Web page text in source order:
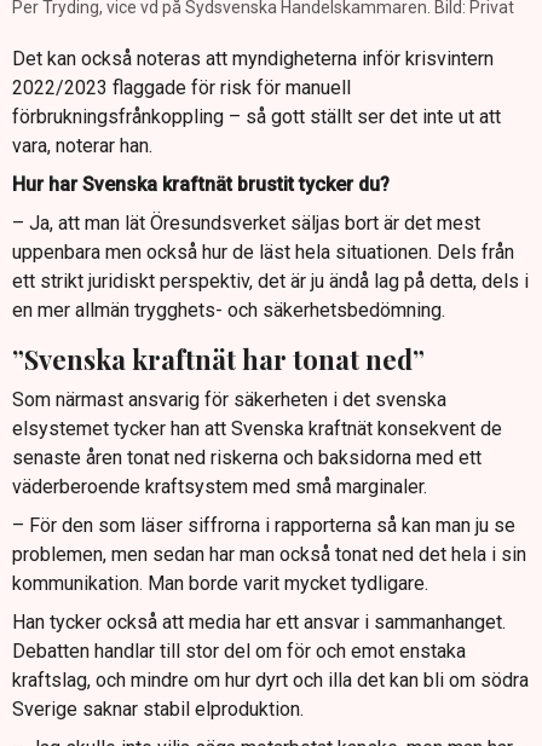
Per Tryding, vice vd på Sydsvenska Handelskammaren. Bild: Privat
Det kan också noteras att myndigheterna inför krisvintern
2022/2023 flaggade för risk för manuell
förbrukningsfrånkoppling – så gott ställt ser det inte ut att
vara, noterar han.
Hur har Svenska kraftnät brustit tycker du?
– Ja, att man lät Öresundsverket säljas bort är det mest
uppenbara men också hur de läst hela situationen. Dels från
ett strikt juridiskt perspektiv, det är ju ändå lag på detta, dels i
en mer allmän trygghets- och säkerhetsbedömning.
”Svenska kraftnät har tonat ned”
Som närmast ansvarig för säkerheten i det svenska
elsystemet tycker han att Svenska kraftnät konsekvent de
senaste åren tonat ned riskerna och baksidorna med ett
väderberoende kraftsystem med små marginaler.
– För den som läser siffrorna i rapporterna så kan man ju se
problemen, men sedan har man också tonat ned det hela i sin
kommunikation. Man borde varit mycket tydligare.
Han tycker också att media har ett ansvar i sammanhanget.
Debatten handlar till stor del om för och emot enstaka
kraftslag, och mindre om hur dyrt och illa det kan bli om södra
Sverige saknar stabil elproduktion.